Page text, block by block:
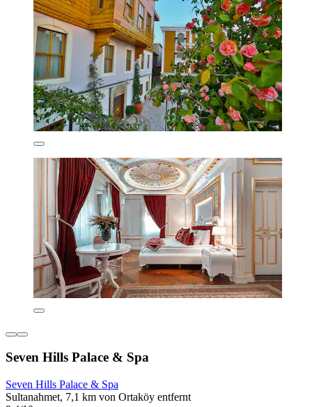
Seven Hills Palace & Spa
Seven Hills Palace & Spa
Sultanahmet, 7,1 km von Ortaköy entfernt